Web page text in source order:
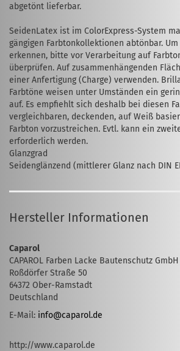
abgetönt lieferbar.
SeidenLatex ist im ColorExpress-System
gängigen Farbton­kollek­tionen abtönbar.
erkennen, bitte vor Verarbeitung auf
überprüfen. Auf zusammenhängenden
einer Anfertigung (Charge) verwenden.
Farbtöne weisen unter Umständen ein
auf. Es empfiehlt sich deshalb bei diesen
vergleichbaren, deckenden, auf Weiß
Farbton vorzustreichen. Evtl. kann ein
erforderlich werden.
Glanzgrad
Seidenglänzend (mittlerer Glanz nach DIN
Hersteller Informationen
Caparol
CAPAROL Farben Lacke Bautenschutz GmbH
Roßdörfer Straße 50
64372 Ober-Ramstadt
Deutschland
E-Mail: info@caparol.de
http://www.caparol.de